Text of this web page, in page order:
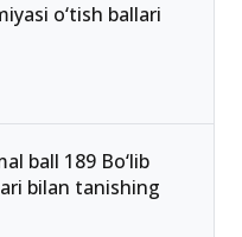
o‘tish ballari
ball 189 Bo‘lib
bilan tanishing